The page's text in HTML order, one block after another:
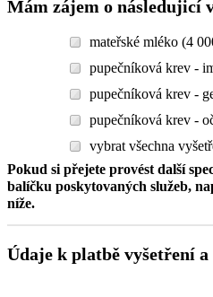
Mám zájem o následujicí
mateřské mléko (4
pupečníková krev -
pupečníková krev -
pupečníková krev -
vybrat všechna
Pokud si přejete provést další
balíčku poskytovaných služeb,
níže.
Údaje k platbě vyšetření